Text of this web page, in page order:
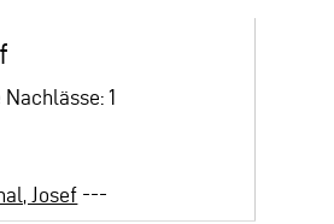
1
Josef ---